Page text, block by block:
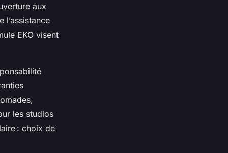
aux
l’assistance
EKO visent
les studios
: choix de